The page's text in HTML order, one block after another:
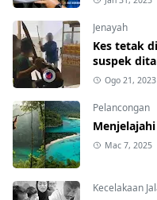
Jenayah
Kes tetak
suspek
Ogo 21, 2023
Pelancongan
Mac 7, 2025
Kecelakaan